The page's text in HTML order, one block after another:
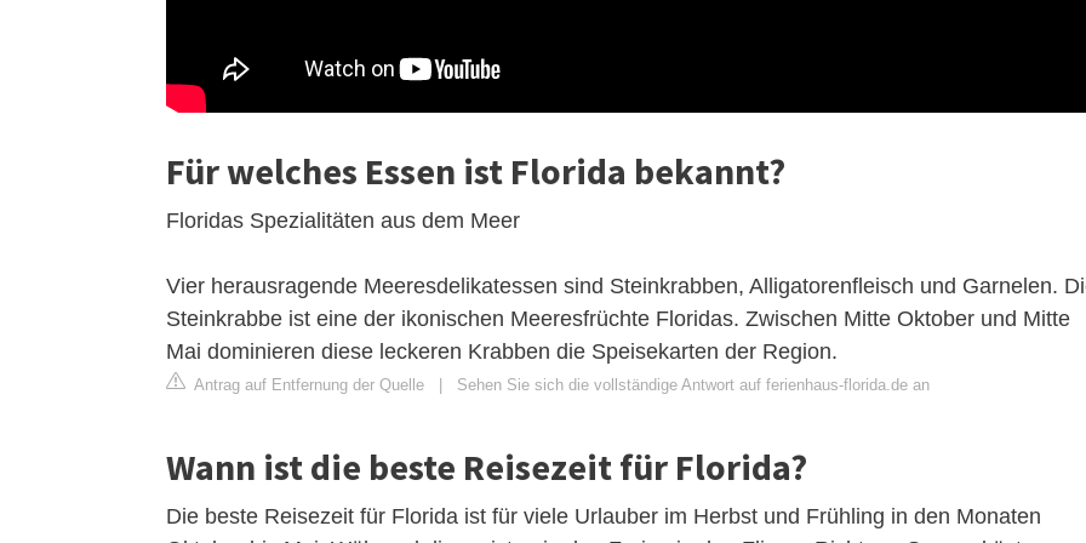
Für welches Essen ist Florida bekannt?
Floridas Spezialitäten aus dem Meer
Vier herausragende Meeresdelikatessen sind Steinkrabben, Alligatorenfleisch und Garnelen.
Steinkrabbe ist eine der ikonischen Meeresfrüchte Floridas. Zwischen Mitte Oktober und Mitte
Mai dominieren diese leckeren Krabben die Speisekarten der Region.
Antrag auf Entfernung der Quelle | Sehen Sie sich die vollständige Antwort auf ferienhaus-florida.de an
Wann ist die beste Reisezeit für Florida?
Die beste Reisezeit für Florida ist für viele Urlauber im Herbst und Frühling in den Monaten